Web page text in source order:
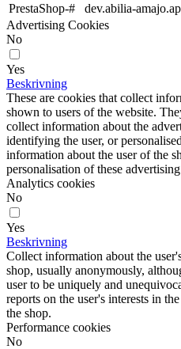
PrestaShop-#
dev.abilia-
Advertising Cookies
No
Yes
Beskrivning
These are cookies that collect
shown to users of the website.
collect information about the
identifying the user, or
information about the user of the
personalisation of these advertising
Analytics cookies
No
Yes
Beskrivning
Collect information about the
shop, usually anonymously,
user to be uniquely and
reports on the user's interests in
the shop.
Performance cookies
No